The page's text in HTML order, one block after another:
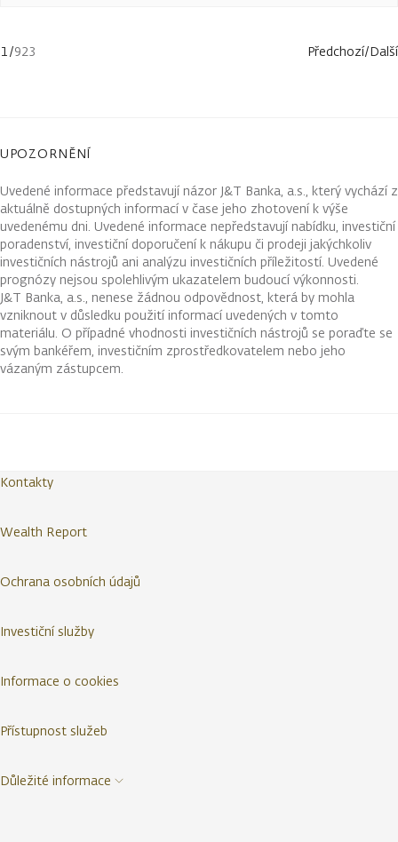
1/923 Předchozí/Další
UPOZORNĚNÍ
Uvedené informace představují názor J&T Banka, a.s., který vychází z
aktuálně dostupných informací v čase jeho zhotovení k výše
uvedenému dni. Uvedené informace nepředstavují nabídku, investiční
poradenství, investiční doporučení k nákupu či prodeji jakýchkoliv
investičních nástrojů ani analýzu investičních příležitostí. Uvedené
prognózy nejsou spolehlivým ukazatelem budoucí výkonnosti.
J&T Banka, a.s., nenese žádnou odpovědnost, která by mohla
vzniknout v důsledku použití informací uvedených v tomto
materiálu. O případné vhodnosti investičních nástrojů se poraďte se
svým bankéřem, investičním zprostředkovatelem nebo jeho
vázaným zástupcem.
Kontakty
Wealth Report
Ochrana osobních údajů
Investiční služby
Informace o cookies
Přístupnost služeb
Důležité informace